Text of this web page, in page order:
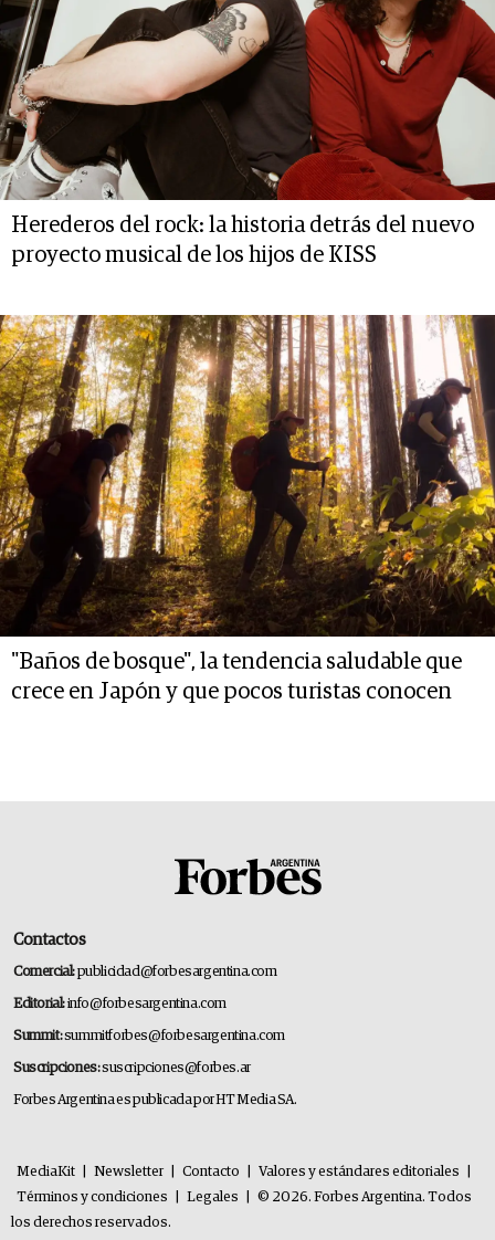
Herederos del rock: la historia detrás del nuevo
proyecto musical de los hijos de KISS
"Baños de bosque", la tendencia saludable que
crece en Japón y que pocos turistas conocen
Contactos
Comercial:publicidad@forbesargentina.com
Editorial:info@forbesargentina.com
Summit:summitforbes@forbesargentina.com
Suscripciones:suscripciones@forbes.ar
Forbes Argentina es publicada por HT Media SA.
MediaKit Newsletter Contacto Valores y estándares editoriales
Términos y condiciones
Legales
© 2026. Forbes Argentina. Todos
los derechos reservados.